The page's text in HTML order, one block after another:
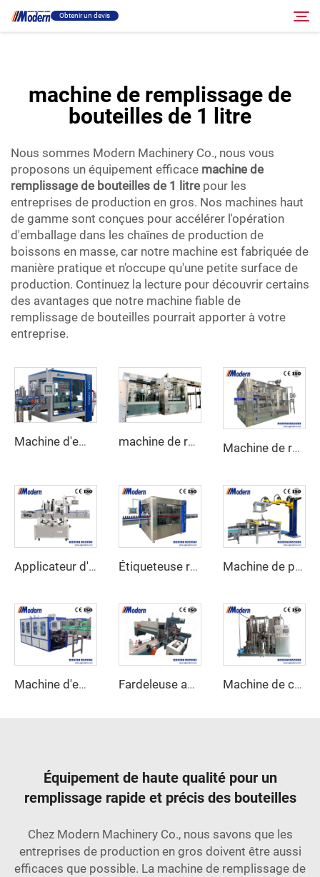
machine de remplissage de bouteilles de 1 litre
efficace...">
Obtenir un devis
Remplissage et emballage
À propos
Vidéo
Contact
Site RU
Rechercher
machine de remplissage de
bouteilles de 1 litre
Nous sommes Modern Machinery Co., nous vous
proposons un équipement efficace machine de
remplissage de bouteilles de 1 litre pour les
entreprises de production en gros. Nos machines haut
de gamme sont conçues pour accélérer l'opération
d'emballage dans les chaînes de production de
boissons en masse, car notre machine est fabriquée de
manière pratique et n'occupe qu'une petite surface de
production. Continuez la lecture pour découvrir certains
des avantages que notre machine fiable de
remplissage de bouteilles pourrait apporter à votre
entreprise.
Machine d'emballage de carton automatique machine de remplissage d'eau 3 en 1
Machine de remplissage d'huile d'olive rotative
Applicateur d'étiquettes adhésives linéaires Étiqueteuse rotative auto-adhésive à grande vitesse Machine de palettisation automatique
Machine d'emballage enveloppante pour carton Fardeleuse automatique sous film rétractable Machine de carbonatation de boissons
Équipement de haute qualité pour un
remplissage rapide et précis des bouteilles
Chez Modern Machinery Co., nous savons que les
entreprises de production en gros doivent être aussi
efficaces que possible. La machine de remplissage de